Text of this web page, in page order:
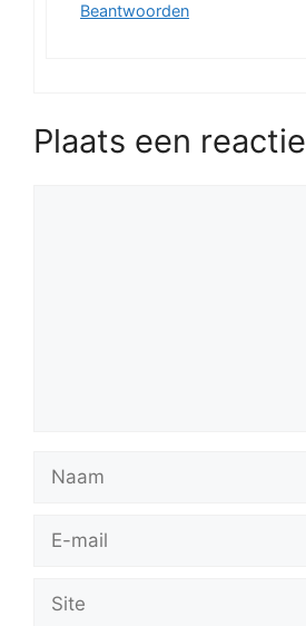
Beantwoorden
Plaats een reactie
mail